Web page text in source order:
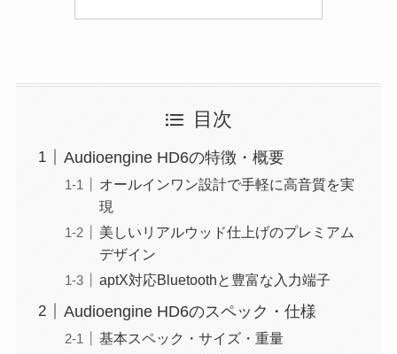
目次
Audioengine HD6の特徴・概要
オールインワン設計で手軽に高音質を実
現
美しいリアルウッド仕上げのプレミアム
デザイン
aptX対応Bluetoothと豊富な入力端子
Audioengine HD6のスペック・仕様
基本スペック・サイズ・重量